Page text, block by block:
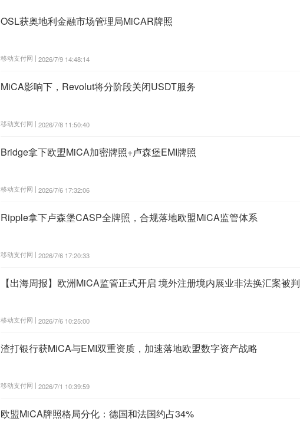
OSL获奥地利金融市场管理局MiCAR牌照
移动支付网 | 2026/7/9 14:48:14
MiCA影响下，Revolut将分阶段关闭USDT服务
移动支付网 | 2026/7/8 11:50:40
Bridge拿下欧盟MiCA加密牌照+卢森堡EMI牌照
移动支付网 | 2026/7/6 17:32:06
Ripple拿下卢森堡CASP全牌照，合规落地欧盟MiCA监管体系
移动支付网 | 2026/7/6 17:20:33
【出海周报】欧洲MiCA监管正式开启 境外注册境内展业非法换汇案被判
移动支付网 | 2026/7/6 10:25:00
渣打银行获MiCA与EMI双重资质，加速落地欧盟数字资产战略
移动支付网 | 2026/7/1 10:39:59
欧盟MiCA牌照格局分化：德国和法国约占34%